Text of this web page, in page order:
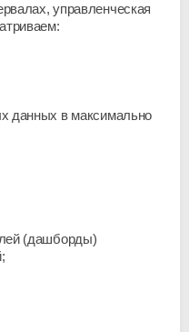
управленческая
данных в максимально
(дашборды)